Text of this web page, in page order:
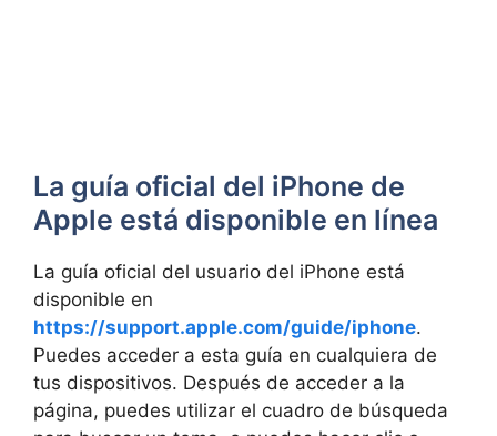
La guía oficial del iPhone de
Apple está disponible en línea
La guía oficial del usuario del iPhone está
disponible en
https://support.apple.com/guide/iphone.
Puedes acceder a esta guía en cualquiera de
tus dispositivos. Después de acceder a la
página, puedes utilizar el cuadro de búsqueda